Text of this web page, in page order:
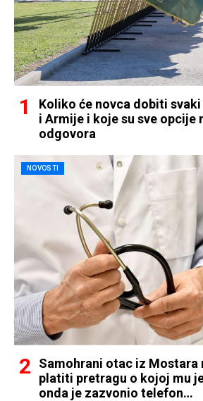
Koliko će novca dobiti
i Armije i koje su sve opcije
odgovora
NOVOSTI
Samohrani otac iz Mostara
platiti pretragu o kojoj mu
onda je zazvonio telefon…